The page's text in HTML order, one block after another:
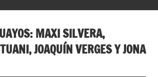
MAXI SILVERA,
JOAQUÍN VERGES Y JONA